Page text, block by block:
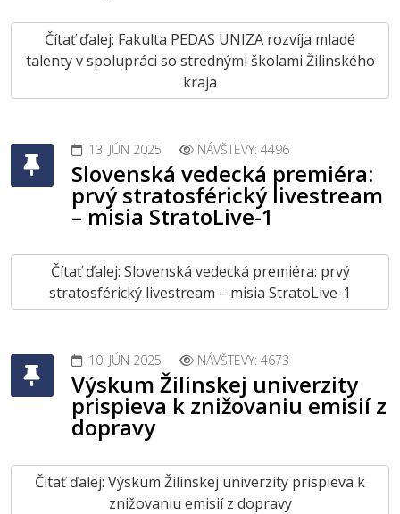
Čítať ďalej: Fakulta PEDAS UNIZA rozvíja mladé
talenty v spolupráci so strednými školami Žilinského
kraja
13. JÚN 2025 NÁVŠTEVY: 4496
Slovenská vedecká premiéra:
prvý stratosférický livestream
– misia StratoLive-1
Čítať ďalej: Slovenská vedecká premiéra: prvý
stratosférický livestream – misia StratoLive-1
10. JÚN 2025 NÁVŠTEVY: 4673
Výskum Žilinskej univerzity
prispieva k znižovaniu emisií z
dopravy
Čítať ďalej: Výskum Žilinskej univerzity prispieva k
znižovaniu emisií z dopravy